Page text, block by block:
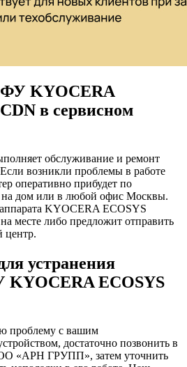
KYOCERA
в сервисном
обслуживание и ремонт
возникли проблемы в работе
оперативно прибудет по
на дом или в любой офис Москвы.
KYOCERA ECOSYS
месте либо предложит отправить
центр.
устранения
ECOSYS
проблему с вашим
достаточно позвонить в
«АРН ГРУПП», затем уточнить